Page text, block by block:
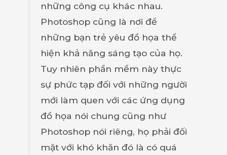
những công cụ khác nhau.
Photoshop cũng là nơi để
những bạn trẻ yêu đồ họa thể
hiện khả năng sáng tạo của họ.
Tuy nhiên phần mềm này thực
sự phức tạp đối với những người
mới làm quen với các ứng dụng
đồ họa nói chung cũng như
Photoshop nói riêng, họ phải đối
mặt với khó khăn đó là có quá